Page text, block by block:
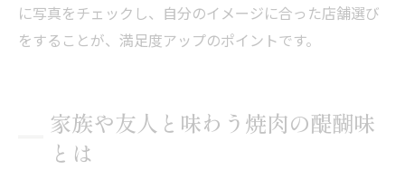
に写真をチェックし、自分のイメージに合った店舗選び
をすることが、満足度アップのポイントです。
家族や友人と味わう焼肉の醍醐味
とは